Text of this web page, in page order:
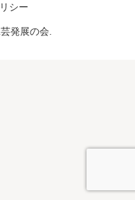
シー
発展の会.